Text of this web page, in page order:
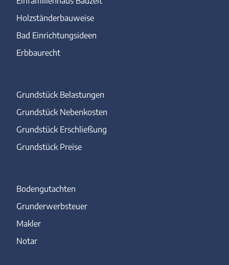
Holzständerbauweise
Bad Einrichtungsideen
Erbbaurecht
Grundstück Belastungen
Grundstück Nebenkosten
Grundstück Erschließung
Grundstück Preise
Bodengutachten
Grunderwerbsteuer
Makler
Notar